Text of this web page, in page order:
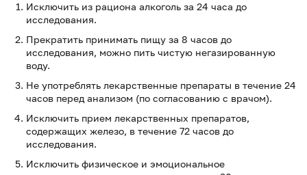
Исключить из рациона алкоголь за 24 часа до
исследования.
Прекратить принимать пищу за 8 часов до
исследования, можно пить чистую негазированную
воду.
Не употреблять лекарственные препараты в течение 24
часов перед анализом (по согласованию с врачом).
Исключить прием лекарственных препаратов,
содержащих железо, в течение 72 часов до
исследования.
Исключить физическое и эмоциональное